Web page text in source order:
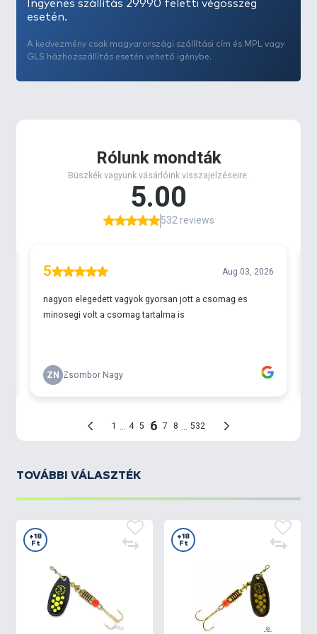
Ingyenes szállítás 29990 feletti végösszeg
esetén.
A kedvezmény csak magyarországi szállítási cím és MPL vagy
GLS házhozszállítás esetén vehető igénybe.
TOVÁBBI VÁLASZTÉK
+18
Ft
+18
Ft